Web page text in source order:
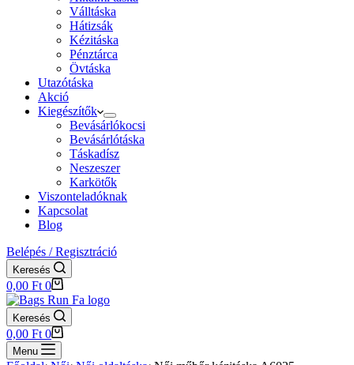
Válltáska
Hátizsák
Kézitáska
Pénztárca
Övtáska
Utazótáska
Akció
Kiegészítők
Bevásárlókocsi
Bevásárlótáska
Táskadísz
Neszeszer
Karkötők
Viszonteladóknak
Kapcsolat
Blog
Belépés / Regisztráció
Keresés
Shopping
cart
0,00 Ft 0
Keresés
Shopping
cart
0,00 Ft 0
Menu